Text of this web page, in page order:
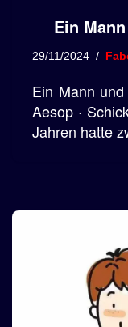
Ein
29/11/2024
Ein Mann
Aesop ·
Jahren hatte